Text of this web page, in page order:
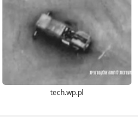
tech.wp.pl